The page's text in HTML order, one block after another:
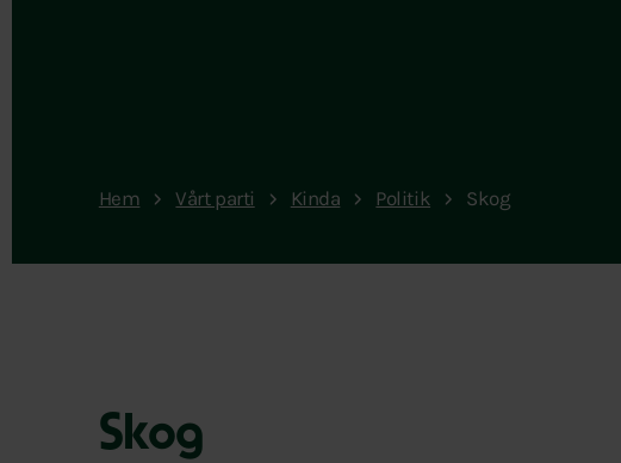
Hem Vårt parti Kinda Politik Skog
Skog